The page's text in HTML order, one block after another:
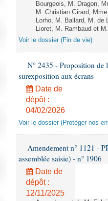
Bourgeois, M. Dragon,
M. Christian Girard,
Lorho, M. Ballard, M. de
Lioret, M. Rambaud et
Voir le dossier (Fin de vie)
N° 2435 - Proposition de
surexposition aux écrans
Date de
dépôt :
04/02/2026
Voir le dossier (Protéger nos
Amendement n° 1121 -
assemblée saisie) - n° 1906
Date de
dépôt :
12/11/2025